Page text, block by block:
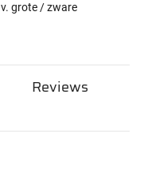
grote / zware
Reviews